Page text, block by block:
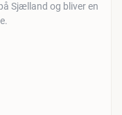
Sjælland og bliver en